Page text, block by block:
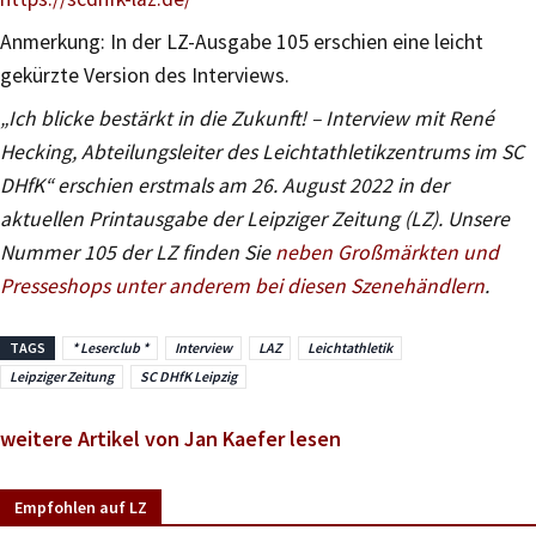
Anmerkung: In der LZ-Ausgabe 105 erschien eine leicht
gekürzte Version des Interviews.
„Ich blicke bestärkt in die Zukunft! – Interview mit René
Hecking, Abteilungsleiter des Leichtathletikzentrums im SC
DHfK“ erschien erstmals am 26. August 2022 in der
aktuellen Printausgabe der Leipziger Zeitung (LZ). Unsere
Nummer 105 der LZ finden Sieneben Großmärkten und
Presseshops unter anderem bei diesen Szenehändlern.
TAGS * Leserclub * Interview LAZ
Leichtathletik
Leipziger Zeitung
SC DHfK Leipzig
weitere Artikel von Jan Kaefer lesen
Empfohlen auf LZ